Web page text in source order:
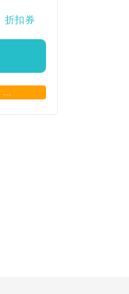
折扣券